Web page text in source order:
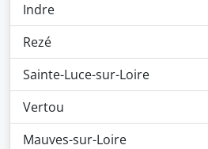
Indre
Rezé
Sainte-Luce-sur-Loire
Vertou
Mauves-sur-Loire